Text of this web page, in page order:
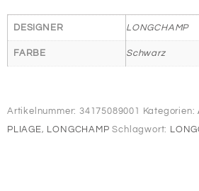
DESIGNER LONGCHAMP
FARBE Schwarz
Artikelnummer: 34175089001 Kategorien:
PLIAGE, LONGCHAMP Schlagwort: